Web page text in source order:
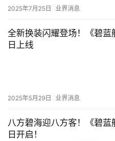
2025年7月25日 业界消息
全新换装闪耀登场！《碧
日上线
2025年5月29日 业界消息
八方碧海迎八方客！《碧
日开启！